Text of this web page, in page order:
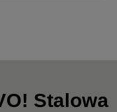
Stalowa